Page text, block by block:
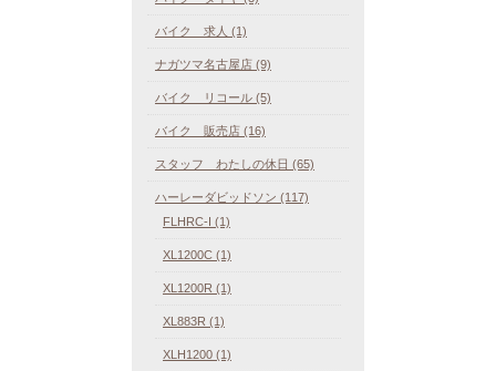
バイク 求人 (1)
ナガツマ名古屋店 (9)
バイク リコール (5)
バイク 販売店 (16)
スタッフ わたしの休日 (65)
ハーレーダビッドソン (117)
FLHRC-I (1)
XL1200C (1)
XL1200R (1)
XL883R (1)
XLH1200 (1)